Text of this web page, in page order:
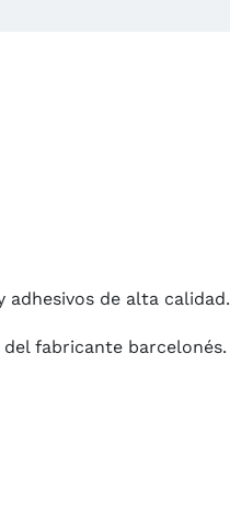
adhesivos de alta calidad.
fabricante barcelonés.